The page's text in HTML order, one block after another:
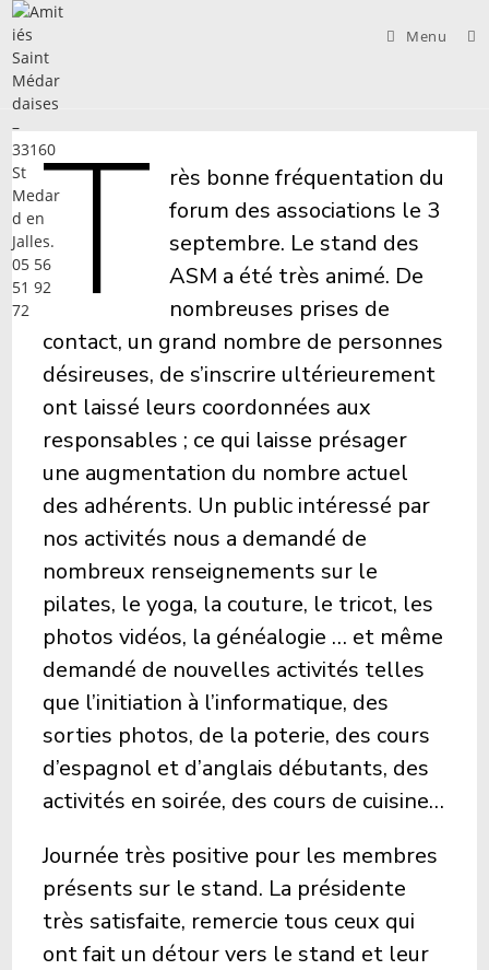
Skip
content
Menu
T
rès bonne fréquentation du
forum des associations le 3
septembre. Le stand des
ASM a été très animé. De
nombreuses prises de
contact, un grand nombre de personnes
désireuses, de s’inscrire ultérieurement
ont laissé leurs coordonnées aux
responsables ; ce qui laisse présager
une augmentation du nombre actuel
des adhérents. Un public intéressé par
nos activités nous a demandé de
nombreux renseignements sur le
pilates, le yoga, la couture, le tricot, les
photos vidéos, la généalogie … et même
demandé de nouvelles activités telles
que l’initiation à l’informatique, des
sorties photos, de la poterie, des cours
d’espagnol et d’anglais débutants, des
activités en soirée, des cours de cuisine…
Journée très positive pour les membres
présents sur le stand. La présidente
très satisfaite, remercie tous ceux qui
ont fait un détour vers le stand et leur